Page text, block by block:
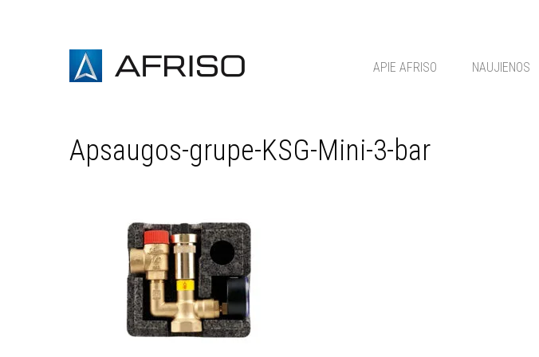
APIE AFRISO NAUJIENOS
Apsaugos-grupe-KSG-Mini-3-bar